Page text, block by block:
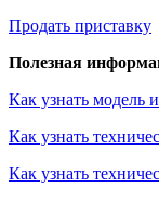
Продать приставку
Полезная
Как узнать модель
Как узнать
Как узнать